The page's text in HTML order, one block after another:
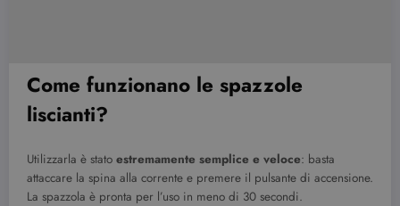
Come funzionano le spazzole
liscianti?
Utilizzarla è stato estremamente semplice e veloce: basta
attaccare la spina alla corrente e premere il pulsante di accensione.
La spazzola è pronta per l’uso in meno di 30 secondi.